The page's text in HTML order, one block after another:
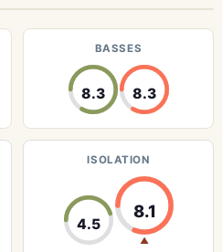
BASSES
8.3 8.3
ISOLATION
4.5
8.1
▲